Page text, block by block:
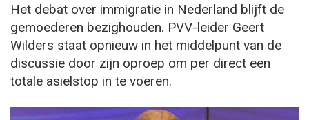
Het debat over immigratie in Nederland blijft de
gemoederen bezighouden. PVV-leider Geert
Wilders staat opnieuw in het middelpunt van de
discussie door zijn oproep om per direct een
totale asielstop in te voeren.